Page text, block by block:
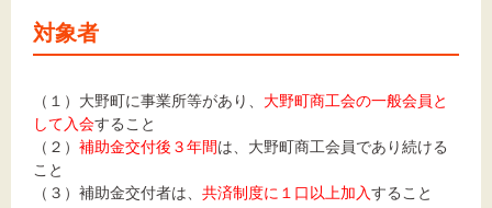
対象者
（１）大野町に事業所等があり、 大野町商工会の一般会員と
して入会すること
（２） 補助金交付後３年間は、大野町商工会員であり続ける
こと
（３）補助金交付者は、 共済制度に１口以上加入すること